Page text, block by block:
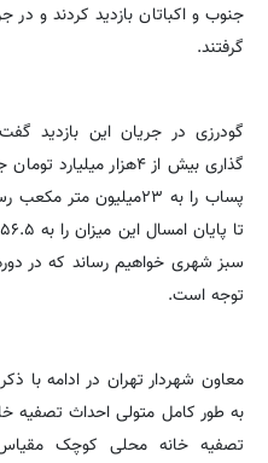
جنوب و اکباتان بازدید کردند و در
گرفتند.
گودرزی در جریان این بازدید
گذاری بیش از ۴هزار
پساب را به ۲۳میلیون
سبز شهری خواهیم رساند که در
توجه است.
معاون شهردار تهران در ادامه با
به طور کامل متولی احداث تصفیه
تصفیه خانه محلی کوچک